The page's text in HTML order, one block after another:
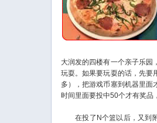
大润发的四楼有一个亲子乐园
玩耍。如果要玩耍的话，先要
多），把游戏币塞到机器里面
时间里面要投中50个才有奖品
在投了N个篮以后，又到附